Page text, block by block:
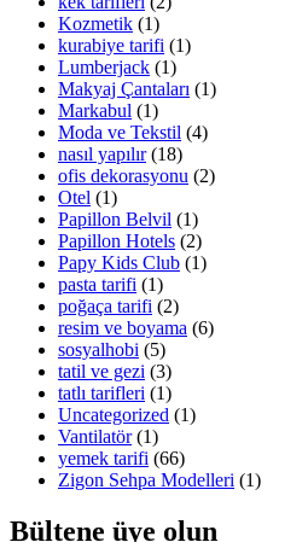
Kozmetik (1)
kurabiye tarifi (1)
Lumberjack (1)
Makyaj Çantaları (1)
Markabul (1)
Moda ve Tekstil (4)
nasıl yapılır(18)
ofis dekorasyonu (2)
Otel (1)
Papillon Belvil (1)
Papillon Hotels (2)
Papy Kids Club (1)
pasta tarifi (1)
poğaça tarifi (2)
resim ve boyama (6)
sosyalhobi (5)
tatil ve gezi (3)
tatlı tarifleri (1)
Uncategorized (1)
Vantilatör(1)
yemek tarifi (66)
Zigon Sehpa Modelleri (1)
Bültene üye olun